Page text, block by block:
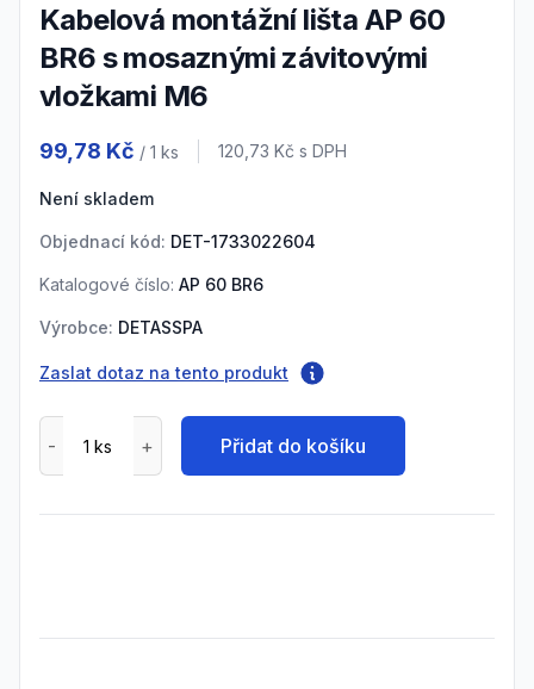
Kabelová montážní lišta AP 60
BR6 s mosaznými závitovými
vložkami M6
99,78 Kč / 1 ks Cena s DPH
120,73 Kč s DPH
Není skladem
Objednací kód: DET-1733022604
Katalogové číslo: AP 60 BR6
Výrobce: DETASSPA
Zaslat dotaz na tento produkt
Přidat do košíku